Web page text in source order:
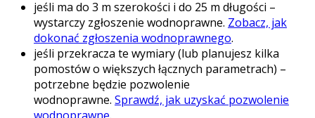
jeśli ma do 3 m szerokości i do 25 m długości –
wystarczy zgłoszenie wodnoprawne. Zobacz, jak
dokonać zgłoszenia wodnoprawnego.
jeśli przekracza te wymiary (lub planujesz kilka
pomostów o większych łącznych parametrach) –
potrzebne będzie pozwolenie
wodnoprawne. Sprawdź, jak uzyskać pozwolenie